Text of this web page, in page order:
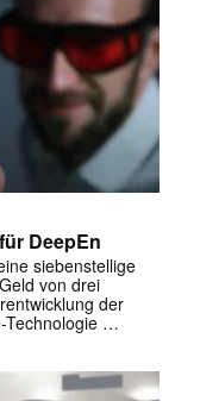
DeepEn
siebenstellige
von drei
der
Technologie …